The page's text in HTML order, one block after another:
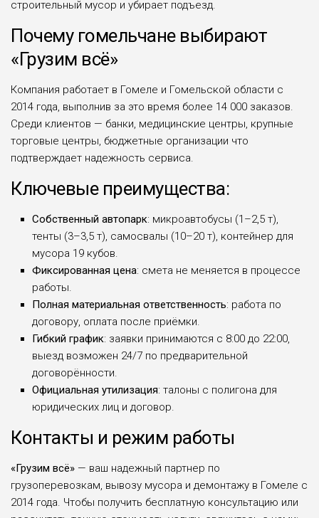
строительный мусор и убирает подъезд.
Почему гомельчане выбирают
«Грузим всё»
Компания работает в Гомеле и Гомельской области с
2014 года, выполнив за это время более 14 000 заказов.
Среди клиентов — банки, медицинские центры, крупные
торговые центры, бюджетные организации что
подтверждает надежность сервиса.
Ключевые преимущества:
Собственный автопарк: микроавтобусы (1–2,5 т),
тенты (3–3,5 т), самосвалы (10–20 т), контейнер для
мусора 19 кубов.
Фиксированная цена: смета не меняется в процессе
работы.
Полная материальная ответственность: работа по
договору, оплата после приёмки.
Гибкий график: заявки принимаются с 8:00 до 22:00,
выезд возможен 24/7 по предварительной
договорённости.
Официальная утилизация: талоны с полигона для
юридических лиц и договор.
Контакты и режим работы
«Грузим всё» — ваш надежный партнер по
грузоперевозкам, вывозу мусора и демонтажу в Гомеле с
2014 года. Чтобы получить бесплатную консультацию или